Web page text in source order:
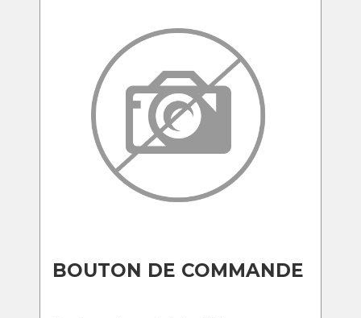
BOUTON DE COMMANDE